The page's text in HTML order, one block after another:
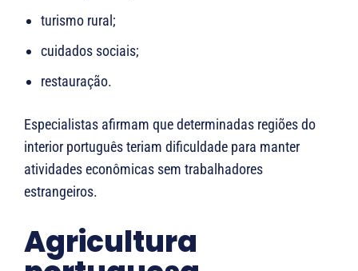
turismo rural;
cuidados sociais;
restauração.
Especialistas afirmam que determinadas regiões do
interior português teriam dificuldade para manter
atividades econômicas sem trabalhadores
estrangeiros.
Agricultura